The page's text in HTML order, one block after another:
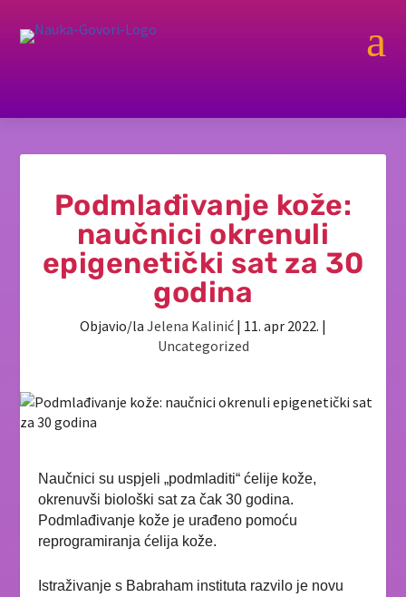
a
Podmlađivanje kože:
naučnici okrenuli
epigenetički sat za 30
godina
Objavio/la Jelena Kalinić | 11. apr 2022. |
Uncategorized
Naučnici su uspjeli „podmladiti“ ćelije kože,
okrenuvši biološki sat za čak 30 godina.
Podmlađivanje kože je urađeno pomoću
reprogramiranja ćelija kože.
Istraživanje s Babraham instituta razvilo je novu